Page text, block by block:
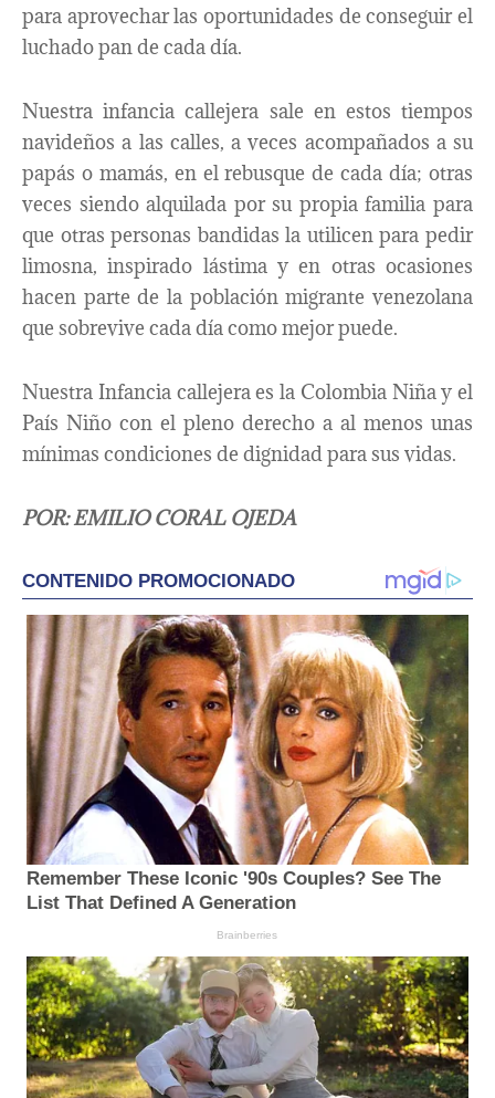
para aprovechar las oportunidades de conseguir el
luchado pan de cada día.
Nuestra infancia callejera sale en estos tiempos
navideños a las calles, a veces acompañados a su
papás o mamás, en el rebusque de cada día; otras
veces siendo alquilada por su propia familia para
que otras personas bandidas la utilicen para pedir
limosna, inspirado lástima y en otras ocasiones
hacen parte de la población migrante venezolana
que sobrevive cada día como mejor puede.
Nuestra Infancia callejera es la Colombia Niña y el
País Niño con el pleno derecho a al menos unas
mínimas condiciones de dignidad para sus vidas.
POR:EMILIO CORAL OJEDA